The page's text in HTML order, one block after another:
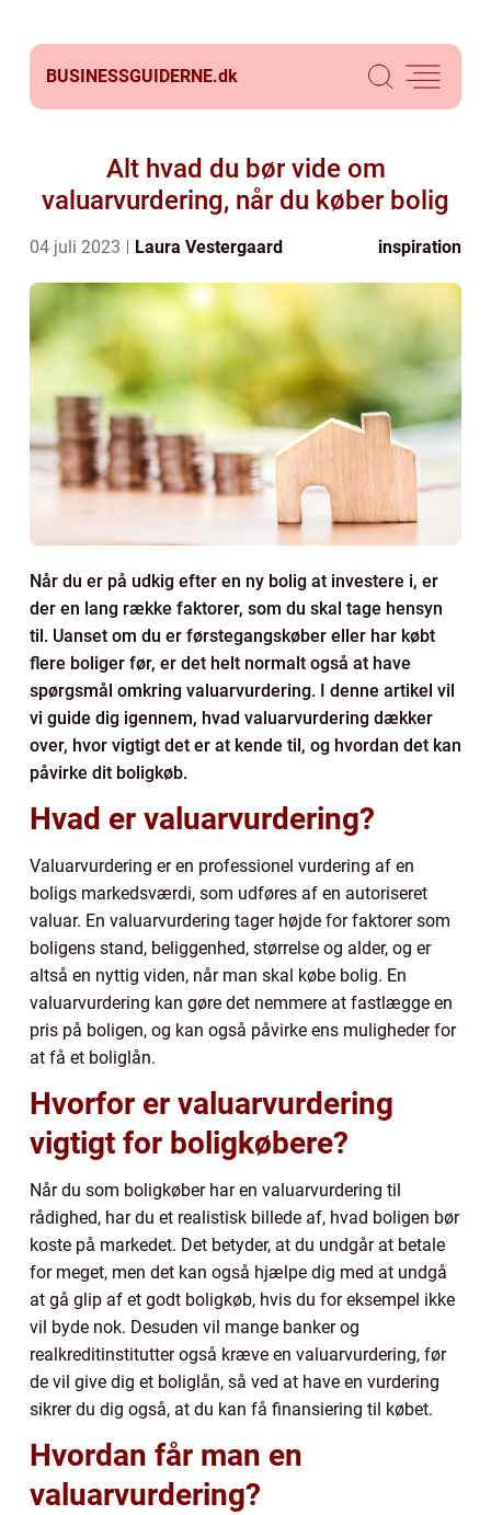
BUSINESSGUIDERNE.dk
Alt hvad du bør vide om
valuarvurdering, når du køber bolig
04 juli 2023 Laura Vestergaard inspiration
Når du er på udkig efter en ny bolig at investere i, er
der en lang række faktorer, som du skal tage hensyn
til. Uanset om du er førstegangskøber eller har købt
flere boliger før, er det helt normalt også at have
spørgsmål omkring valuarvurdering. I denne artikel vil
vi guide dig igennem, hvad valuarvurdering dækker
over, hvor vigtigt det er at kende til, og hvordan det kan
påvirke dit boligkøb.
Hvad er valuarvurdering?
Valuarvurdering er en professionel vurdering af en
boligs markedsværdi, som udføres af en autoriseret
valuar. En valuarvurdering tager højde for faktorer som
boligens stand, beliggenhed, størrelse og alder, og er
altså en nyttig viden, når man skal købe bolig. En
valuarvurdering kan gøre det nemmere at fastlægge en
pris på boligen, og kan også påvirke ens muligheder for
at få et boliglån.
Hvorfor er valuarvurdering
vigtigt for boligkøbere?
Når du som boligkøber har en valuarvurdering til
rådighed, har du et realistisk billede af, hvad boligen bør
koste på markedet. Det betyder, at du undgår at betale
for meget, men det kan også hjælpe dig med at undgå
at gå glip af et godt boligkøb, hvis du for eksempel ikke
vil byde nok. Desuden vil mange banker og
realkreditinstitutter også kræve en valuarvurdering, før
de vil give dig et boliglån, så ved at have en vurdering
sikrer du dig også, at du kan få finansiering til købet.
Hvordan får man en
valuarvurdering?